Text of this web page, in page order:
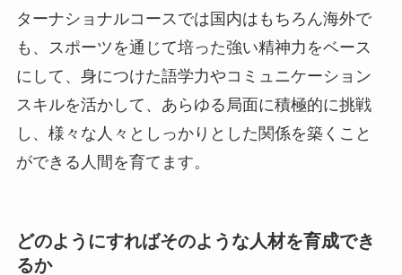
ターナショナルコースでは国内はもちろん海外で
も、スポーツを通じて培った強い精神力をベース
にして、身につけた語学力やコミュニケーション
スキルを活かして、あらゆる局面に積極的に挑戦
し、様々な人々としっかりとした関係を築くこと
ができる人間を育てます。
どのようにすればそのような人材を育成でき
るか